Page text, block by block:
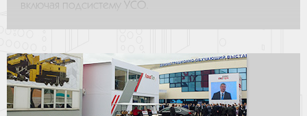
включая подсистему УСО.